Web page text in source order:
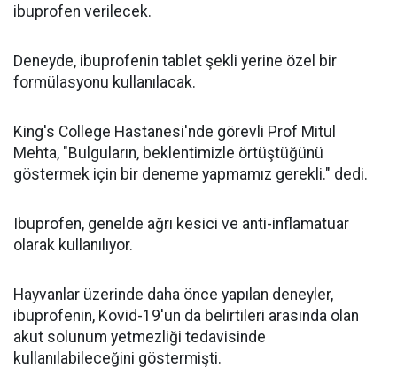
ibuprofen verilecek.
Deneyde, ibuprofenin tablet şekli yerine özel bir
formülasyonu kullanılacak.
King's College Hastanesi'nde görevli Prof Mitul
Mehta, "Bulguların, beklentimizle örtüştüğünü
göstermek için bir deneme yapmamız gerekli." dedi.
Ibuprofen, genelde ağrı kesici ve anti-inflamatuar
olarak kullanılıyor.
Hayvanlar üzerinde daha önce yapılan deneyler,
ibuprofenin, Kovid-19'un da belirtileri arasında olan
akut solunum yetmezliği tedavisinde
kullanılabileceğini göstermişti.